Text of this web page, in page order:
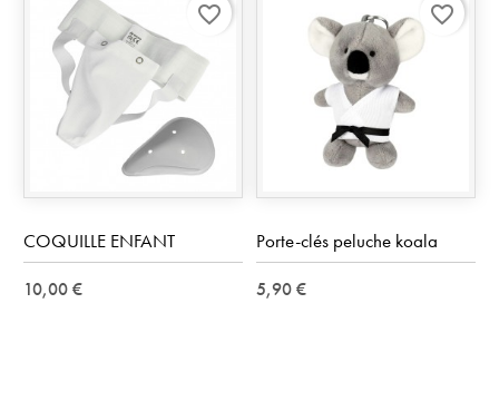
COQUILLE ENFANT
10,00 €
favorite_border
Porte-clés peluche koala
5,90 €
favorite_border